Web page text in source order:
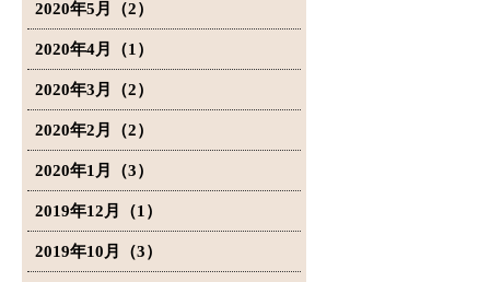
2020年5月（2）
2020年4月（1）
2020年3月（2）
2020年2月（2）
2020年1月（3）
2019年12月（1）
2019年10月（3）